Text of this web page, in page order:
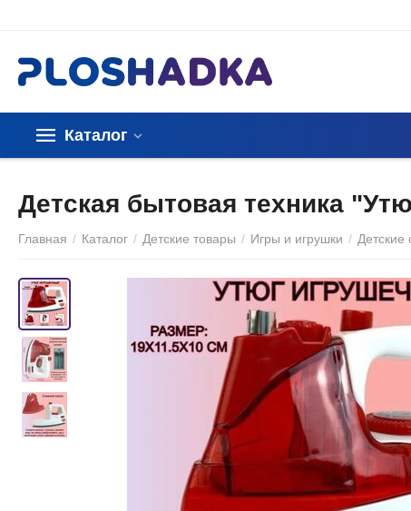
Каталог
Детская бытовая техника
Главная / Каталог / Детские товары / Игры и игрушки /